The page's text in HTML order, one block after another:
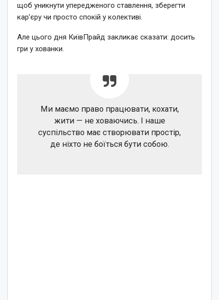
щоб уникнути упередженого ставлення, зберегти
кар’єру чи просто спокій у колективі.
Але цього дня КиївПрайд закликає сказати: досить
гри у хованки.
Ми маємо право працювати, кохати,
жити — не ховаючись. І наше
суспільство має створювати простір,
де ніхто не боїться бути собою.